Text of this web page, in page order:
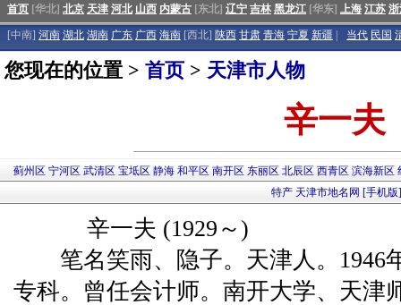
首页 [华北] 北京 天津 河北 山西 内蒙古 [东北] 辽宁 吉林 黑龙江 [华东] 上海 江苏
[中南] 河南 湖北 湖南 广东 广西 海南 [西北] 陕西 甘肃 青海 宁夏 新疆 当代 民国
您现在的位置 > 首页 > 天津市人物
辛一夫
蓟州区 宁河区 武清区 宝坻区 静海 和平区 南开区 东丽区 北辰区 西青区 滨海新区
特产 天津市地名网 [手机版
辛一夫 (1929～)
笔名笑雨、隐子。天津人。1946
专科。曾任会计师。南开大学、天津